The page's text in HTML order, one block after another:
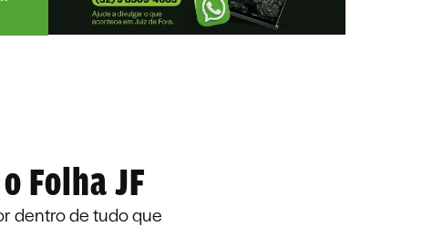
Folha JF
dentro de tudo que